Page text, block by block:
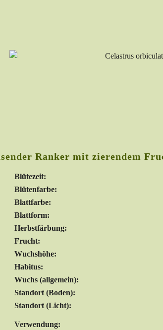
Ranker mit zierendem
Blütezeit:
Blütenfarbe:
Blattfarbe:
Blattform:
Herbstfärbung:
Frucht:
Wuchshöhe:
Habitus:
Wuchs (allgemein):
Standort (Boden):
Standort (Licht):
Verwendung: